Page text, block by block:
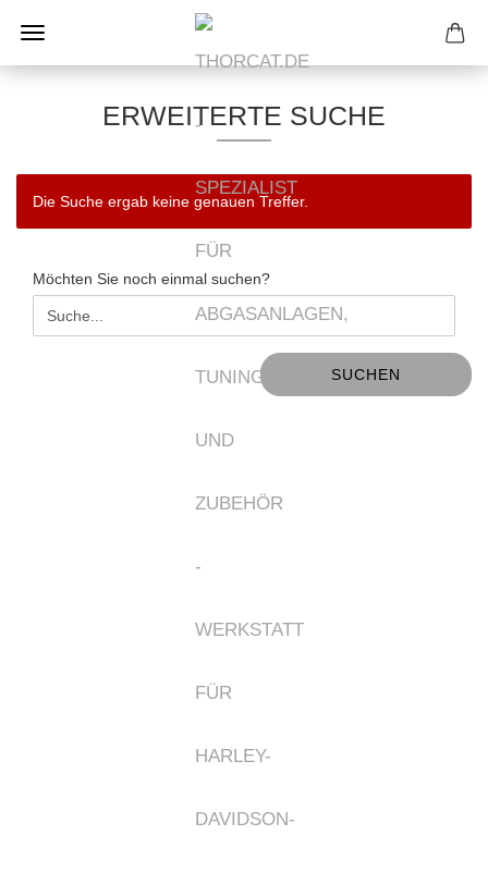
ERWEITERTE SUCHE
Die Suche ergab keine genauen Treffer.
MÖCHTEN
SIE
NOCH
Möchten Sie noch einmal suchen?
SUCHEN